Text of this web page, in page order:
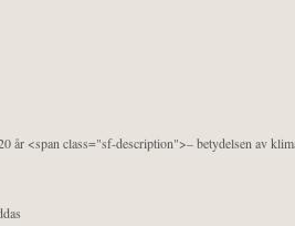
<span class="sf-description">– betydelsen av